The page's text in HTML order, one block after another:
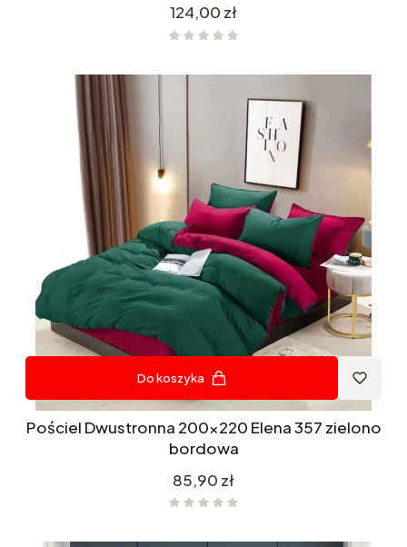
Cena
124,00 zł
Do koszyka
Pościel Dwustronna 200x220 Elena 357 zielono
bordowa
Cena
85,90 zł